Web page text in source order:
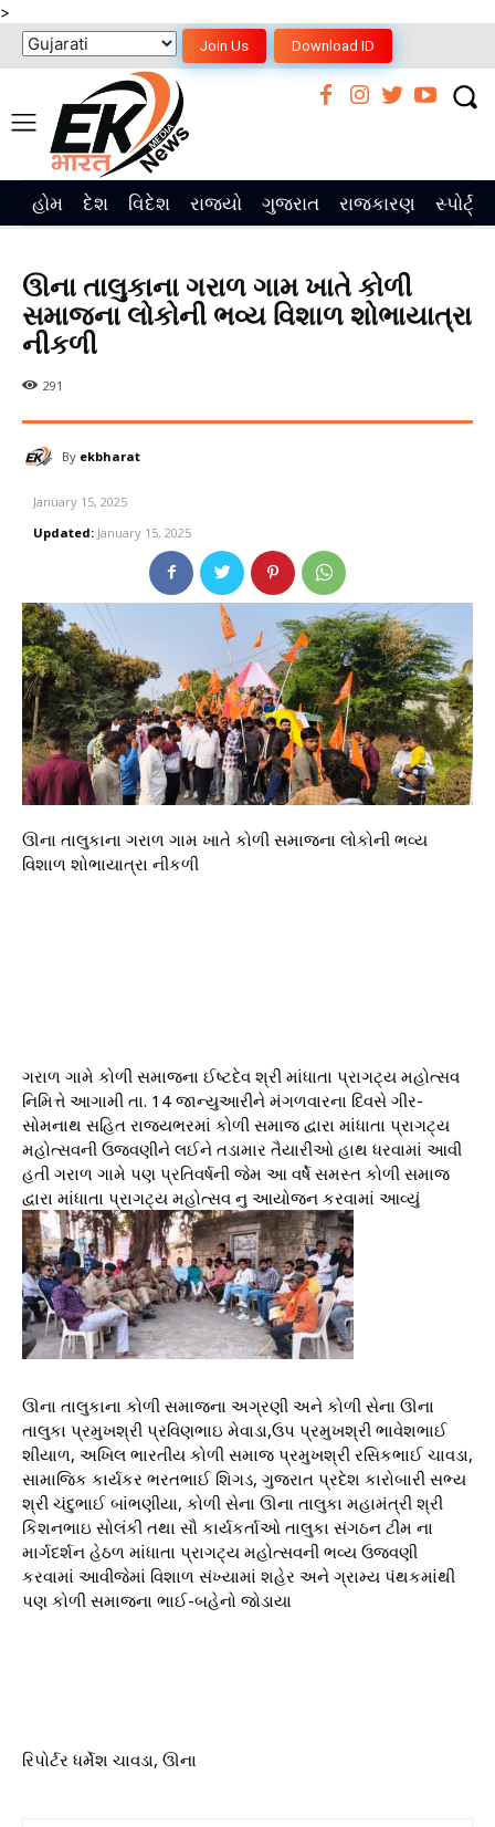
>
Join Us Download ID
હોમ દેશ વિદેશ રાજ્યો ગુજરાત રાજકારણ સ્પોર્ટ્સ
ઊના તાલુકાના ગરાળ ગામ ખાતે કોળી
સમાજના લોકોની ભવ્ય વિશાળ શોભાયાત્રા
નીકળી
291
By ekbharat
January 15, 2025
Updated: January 15, 2025
ઊના તાલુકાના ગરાળ ગામ ખાતે કોળી સમાજના લોકોની ભવ્ય
વિશાળ શોભાયાત્રા નીકળી
ગરાળ ગામે કોળી સમાજના ઈષ્ટદેવ શ્રી માંધાતા પ્રાગટ્ય મહોત્સવ
નિમિત્તે આગામી તા. 14 જાન્યુઆરીને મંગળવારના દિવસે ગીર-
સોમનાથ સહિત રાજ્યભરમાં કોળી સમાજ દ્વારા માંધાતા પ્રાગટ્ય
મહોત્સવની ઉજવણીને લઈને તડામાર તૈયારીઓ હાથ ધરવામાં આવી
હતી ગરાળ ગામે પણ પ્રતિવર્ષની જેમ આ વર્ષે સમસ્ત કોળી સમાજ
દ્વારા માંધાતા પ્રાગટ્ય મહોત્સવ નુ આયોજન કરવામાં આવ્યું
ઊના તાલુકાના કોળી સમાજના અગ્રણી અને કોળી સેના ઊના
તાલુકા પ્રમુખશ્રી પ્રવિણભાઇ મેવાડા,ઉપ પ્રમુખશ્રી ભાવેશભાઈ
શીયાળ, અખિલ ભારતીય કોળી સમાજ પ્રમુખશ્રી રસિકભાઈ ચાવડા,
સામાજિક કાર્યકર ભરતભાઈ શિગડ, ગુજરાત પ્રદેશ કારોબારી સભ્ય
શ્રી ચંદુભાઈ બાંભણીયા, કોળી સેના ઊના તાલુકા મહામંત્રી શ્રી
કિશનભાઇ સોલંકી તથા સૌ કાર્યકર્તાઓ તાલુકા સંગઠન ટીમ ના
માર્ગદર્શન હેઠળ માંધાતા પ્રાગટ્ય મહોત્સવની ભવ્ય ઉજવણી
કરવામાં આવીજેમાં વિશાળ સંખ્યામાં શહેર અને ગ્રામ્ય પંથકમાંથી
પણ કોળી સમાજના ભાઈ-બહેનો જોડાયા
રિપોર્ટર ધર્મેશ ચાવડા, ઊના